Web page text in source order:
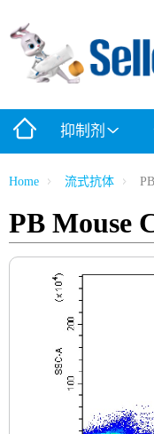
抑制剂
Home 流式抗体
PB Mouse